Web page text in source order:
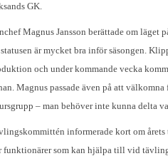
GK.
Magnus Jansson berättade om läget
är mycket bra inför säsongen.
och under kommande vecka
Magnus passade även på att
– man behöver inte kunna delta
informerade kort om
funktionärer som kan hjälpa till vid